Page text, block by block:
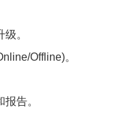
。
Offline)。
告。